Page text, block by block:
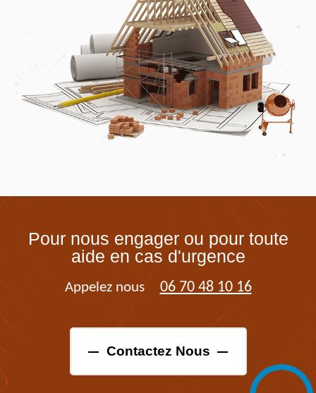
Pour nous engager ou pour toute
aide en cas d'urgence
Appelez nous 06 70 48 10 16
Contactez Nous